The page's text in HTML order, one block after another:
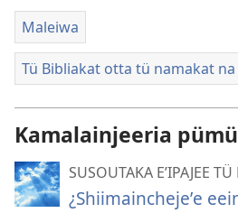
Maleiwa
Tü Bibliakat otta tü namakat
Kamalainjeeria
SUSOUTAKA EʼIPAJEE
¿Shiimainchejeʼe